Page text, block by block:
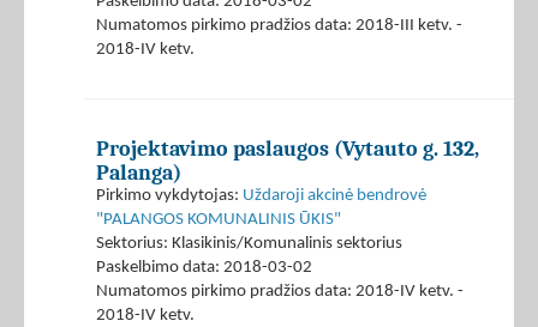
Numatomos pirkimo pradžios data: 2018-III ketv. -
2018-IV ketv.
Projektavimo paslaugos (Vytauto g. 132,
Palanga)
Pirkimo vykdytojas: Uždaroji akcinė bendrovė
"PALANGOS KOMUNALINIS ŪKIS"
Sektorius: Klasikinis/Komunalinis sektorius
Paskelbimo data: 2018-03-02
Numatomos pirkimo pradžios data: 2018-IV ketv. -
2018-IV ketv.